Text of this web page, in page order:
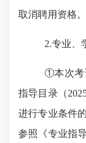
取消聘用资格。
2.专业、
①本次考
指导目录（
进行专业条件
参照《专业指